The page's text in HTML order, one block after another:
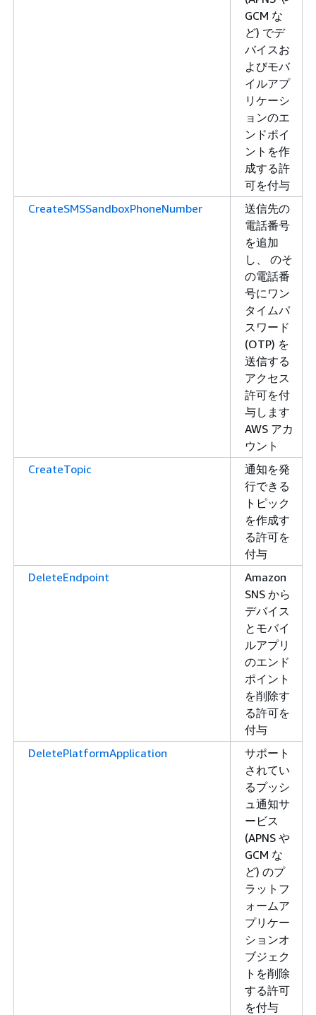
GCM な
ど) でデ
バイスお
よびモバ
イルアプ
リケーシ
ョンのエ
ンドポイ
ントを作
成する許
可を付与
CreateSMSSandboxPhoneNumber
送信先の
電話番号
を追加
し、 のそ
の電話番
号にワン
タイムパ
スワード
(OTP) を
送信する
アクセス
許可を付
与します
AWS アカ
ウント
CreateTopic
通知を発
行できる
トピック
を作成す
る許可を
付与
DeleteEndpoint
Amazon
SNS から
デバイス
とモバイ
ルアプリ
のエンド
ポイント
を削除す
る許可を
付与
DeletePlatformApplication
サポート
されてい
るプッシ
ュ通知サ
ービス
(APNS や
GCM な
ど) のプ
ラットフ
ォームア
プリケー
ションオ
ブジェク
トを削除
する許可
を付与